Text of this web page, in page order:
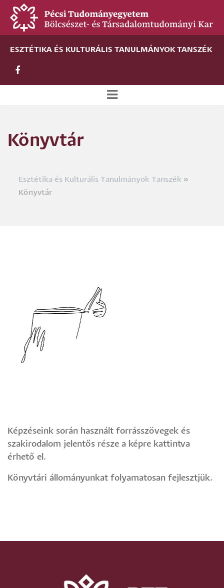
Ugrás
tartalomra
ESZTÉTIKA ÉS KULTURÁLIS TANULMÁNYOK TANSZÉK
Könyvtár
Morzsa
Esztétika és Kulturális Tanulmányok Tanszék
Könyvtár
Képzéseink során használt forrásszövegek és
szakirodalom jelentős része a képre kattintva
érhető el.
Könyvtári állományunkat folyamatosan fejlesztjük.